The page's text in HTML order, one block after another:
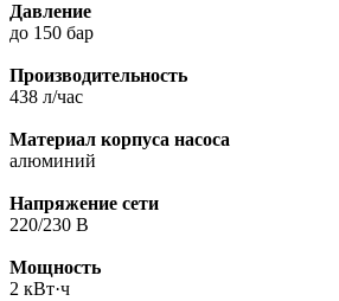
Давление
до 150 бар
Производительность
438 л/час
Материал корпуса насоса
алюминий
Напряжение сети
220/230 В
Мощность
2 кВт·ч